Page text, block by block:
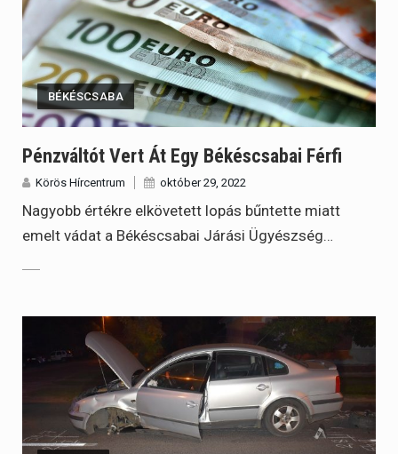
BÉKÉSCSABA
Pénzváltót Vert Át Egy Békéscsabai Férfi
Körös Hírcentrum október 29, 2022
Nagyobb értékre elkövetett lopás bűntette miatt
emelt vádat a Békéscsabai Járási Ügyészség…